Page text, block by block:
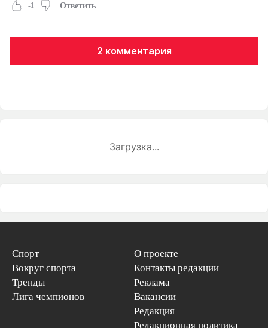
-1 Ответить
2 комментария
Загрузка...
Спорт
Вокруг спорта
Тренды
Лига чемпионов
О проекте
Контакты редакции
Реклама
Вакансии
Редакция
Редакционная политика